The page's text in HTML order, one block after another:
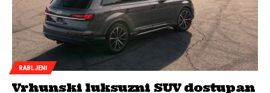
RABLJENI
Vrhunski luksuzni SUV dostupan